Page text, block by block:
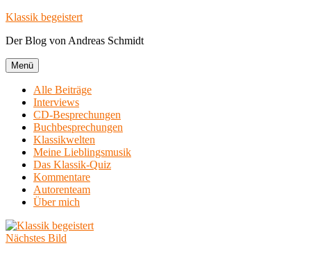
Zum
springen
Klassik begeistert
Der Blog von Andreas Schmidt
Menü
Alle Beiträge
Interviews
CD-Besprechungen
Buchbesprechungen
Klassikwelten
Meine Lieblingsmusik
Das Klassik-Quiz
Kommentare
Autorenteam
Über mich
Nächstes Bild